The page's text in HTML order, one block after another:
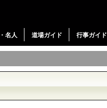
名人 道場ガイド 行事ガイド